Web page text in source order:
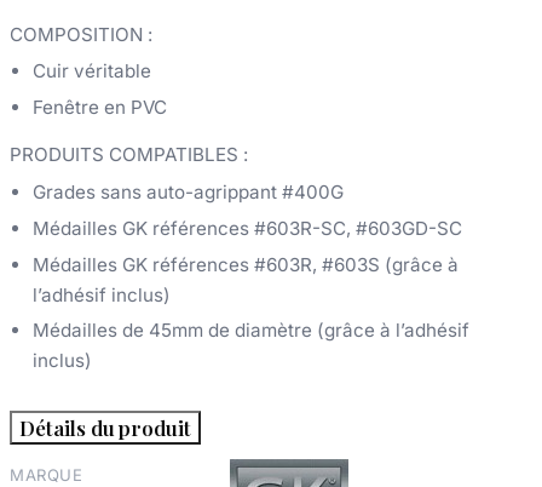
COMPOSITION :
Cuir véritable
Fenêtre en PVC
PRODUITS COMPATIBLES :
Grades sans auto-agrippant #400G
Médailles GK références #603R-SC, #603GD-SC
Médailles GK références #603R, #603S (grâce à
l’adhésif inclus)
Médailles de 45mm de diamètre (grâce à l’adhésif
inclus)
Détails du produit
MARQUE